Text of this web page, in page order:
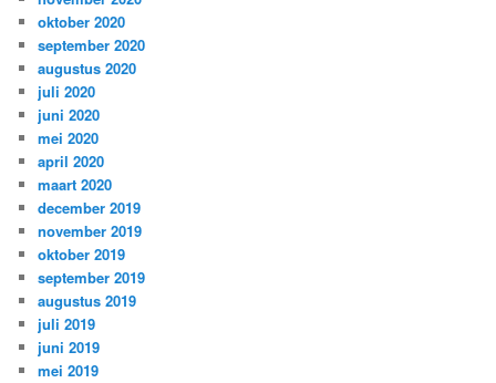
oktober 2020
september 2020
augustus 2020
juli 2020
juni 2020
mei 2020
april 2020
maart 2020
december 2019
november 2019
oktober 2019
september 2019
augustus 2019
juli 2019
juni 2019
mei 2019